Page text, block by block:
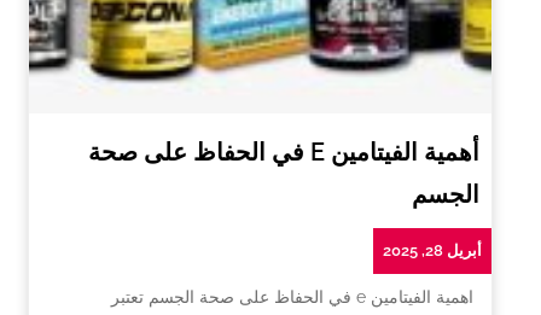
أهمية الفيتامين E في الحفاظ على صحة
الجسم
أبريل 28, 2025
اهمية الفيتامين e في الحفاظ على صحة الجسم تعتبر